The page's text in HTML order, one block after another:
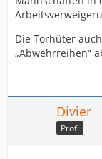
Die Torhüter
„Abwehrreihen“
Divier
Profi